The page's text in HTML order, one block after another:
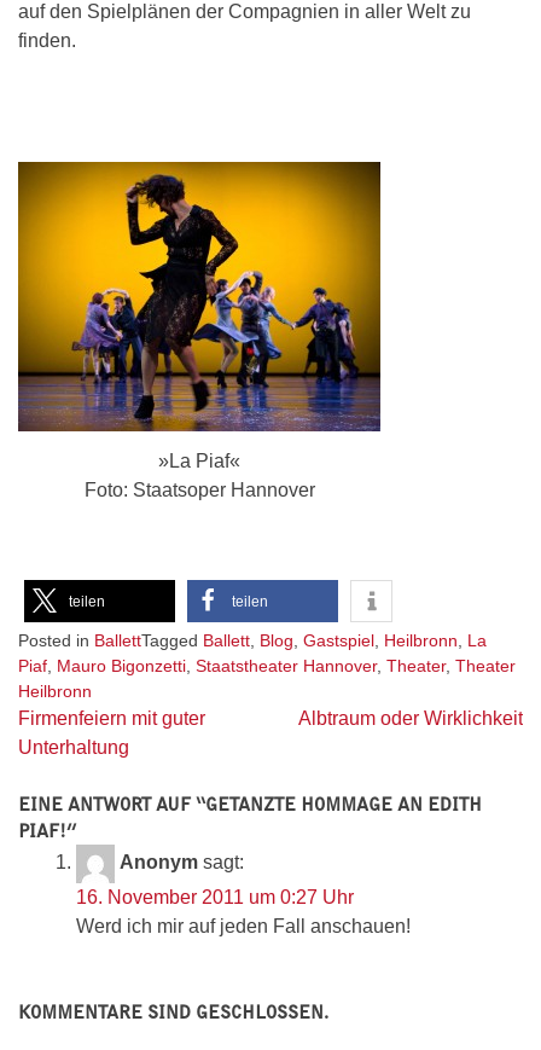
auf den Spielplänen der Compagnien in aller Welt zu
finden.
»La Piaf«
Foto: Staatsoper Hannover
teilen teilen
Posted in BallettTagged Ballett Blog Gastspiel Heilbronn
La
Piaf Mauro Bigonzetti Staatstheater Hannover, Theater, Theater
Heilbronn
Beitragsnavigation
Firmenfeiern mit guter
Unterhaltung
Albtraum oder Wirklichkeit
EINE ANTWORT AUF “GETANZTE HOMMAGE AN EDITH
PIAF!”
Anonym sagt:
16. November 2011 um 0:27 Uhr
Werd ich mir auf jeden Fall anschauen!
KOMMENTARE SIND GESCHLOSSEN.